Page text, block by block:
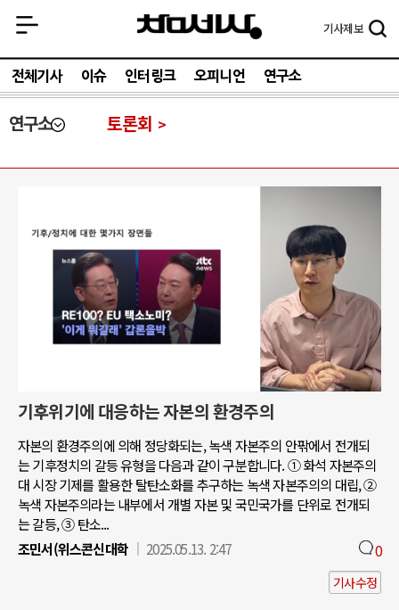
기사제보
전체기사 이슈 인터링크 오피니언 연구소
연구소 토론회
기후위기에 대응하는 자본의 환경주의
자본의 환경주의에 의해 정당화되는, 녹색 자본주의 안팎에서 전개되
는 기후정치의 갈등 유형을 다음과 같이 구분합니다. ① 화석 자본주의
대 시장 기제를 활용한 탈탄소화를 추구하는 녹색 자본주의의 대립, ②
녹색 자본주의라는 내부에서 개별 자본 및 국민국가를 단위로 전개되
는 갈등, ③ 탄소...
조민서(위스콘신대학
2025.05.13. 2:47 0
기사수정